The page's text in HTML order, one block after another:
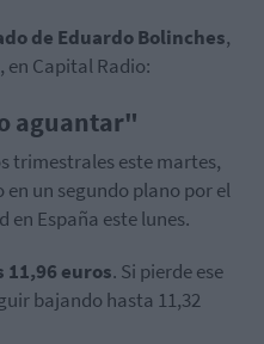
de Eduardo Bolinches,
Capital Radio:
aguantar"
trimestrales este martes,
un segundo plano por el
España este lunes.
11,96 euros. Si pierde ese
bajando hasta 11,32